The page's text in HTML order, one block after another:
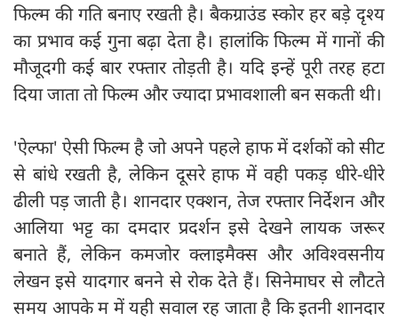
फिल्म की गति बनाए रखती है। बैकग्राउंड स्कोर हर बड़े दृश्य
का प्रभाव कई गुना बढ़ा देता है। हालांकि फिल्म में गानों की
मौजूदगी कई बार रफ्तार तोड़ती है। यदि इन्हें पूरी तरह हटा
दिया जाता तो फिल्म और ज्यादा प्रभावशाली बन सकती थी।
'ऐल्फा' ऐसी फिल्म है जो अपने पहले हाफ में दर्शकों को सीट
से बांधे रखती है, लेकिन दूसरे हाफ में वही पकड़ धीरे-धीरे
ढीली पड़ जाती है। शानदार एक्शन, तेज रफ्तार निर्देशन और
आलिया भट्ट का दमदार प्रदर्शन इसे देखने लायक जरूर
बनाते हैं, लेकिन कमजोर क्लाइमैक्स और अविश्वसनीय
लेखन इसे यादगार बनने से रोक देते हैं। सिनेमाघर से लौटते
समय आपके म में यही सवाल रह जाता है कि इतनी शानदार